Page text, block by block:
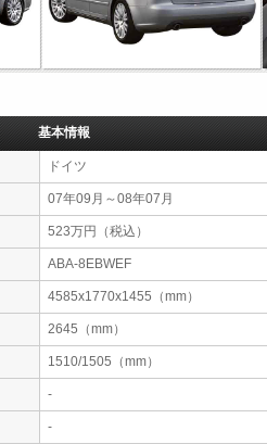
基本情報
ドイツ
07年09月～08年07月
523万円（税込）
ABA-8EBWEF
4585x1770x1455（mm）
2645（mm）
1510/1505（mm）
-
-